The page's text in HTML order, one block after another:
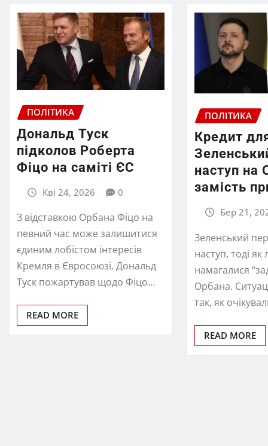
ПОЛІТИКА
Дональд Туск
підколов Роберта
Фіцо на саміті ЄС
Кві 24, 2026 0
З відставкою Орбана Фіцо на
певний час може залишитися
єдиним лобістом інтересів
Кремля в Євросоюзі. Дональд
Туск пожартував щодо Фіцо…
READ MORE
ПОЛІТИКА
Кредит
наступ на
замість
Бер 21,
Зеленський
наступ, тоді як
намагалися
Орбана.
так, як
READ MORE